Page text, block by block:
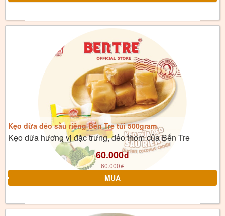
Kẹo dừa dẻo sầu riêng Bến Tre túi 500gram
Kẹo dừa hương vị đặc trưng, dẻo thơm của Bến Tre
60.000đ
60.000đ